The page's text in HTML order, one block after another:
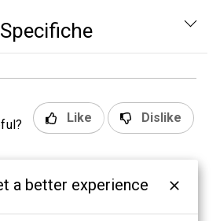
Specifiche
Like Dislike
a better experience